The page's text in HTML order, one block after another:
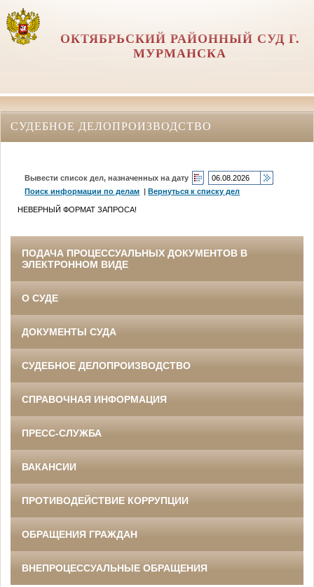
ОКТЯБРЬСКИЙ РАЙОННЫЙ СУД Г.
МУРМАНСКА
СУДЕБНОЕ ДЕЛОПРОИЗВОДСТВО
Вывести список дел, назначенных на дату
Поиск информации по делам |Вернуться к списку дел
НЕВЕРНЫЙ ФОРМАТ ЗАПРОСА!
ПОДАЧА ПРОЦЕССУАЛЬНЫХ ДОКУМЕНТОВ В
ЭЛЕКТРОННОМ ВИДЕ
О СУДЕ
ДОКУМЕНТЫ СУДА
СУДЕБНОЕ ДЕЛОПРОИЗВОДСТВО
СПРАВОЧНАЯ ИНФОРМАЦИЯ
ПРЕСС-СЛУЖБА
ВАКАНСИИ
ПРОТИВОДЕЙСТВИЕ КОРРУПЦИИ
ОБРАЩЕНИЯ ГРАЖДАН
ВНЕПРОЦЕССУАЛЬНЫЕ ОБРАЩЕНИЯ